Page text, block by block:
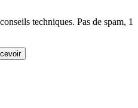
techniques. Pas de spam, 1